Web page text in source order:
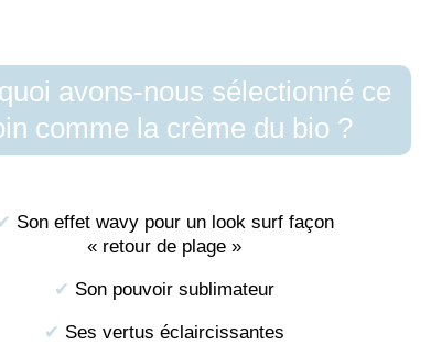
avons-nous sélectionné ce
comme la crème du bio ?
Son effet wavy pour un look surf façon
« retour de plage »
✔︎ Son pouvoir sublimateur
✔︎ Ses vertus éclaircissantes